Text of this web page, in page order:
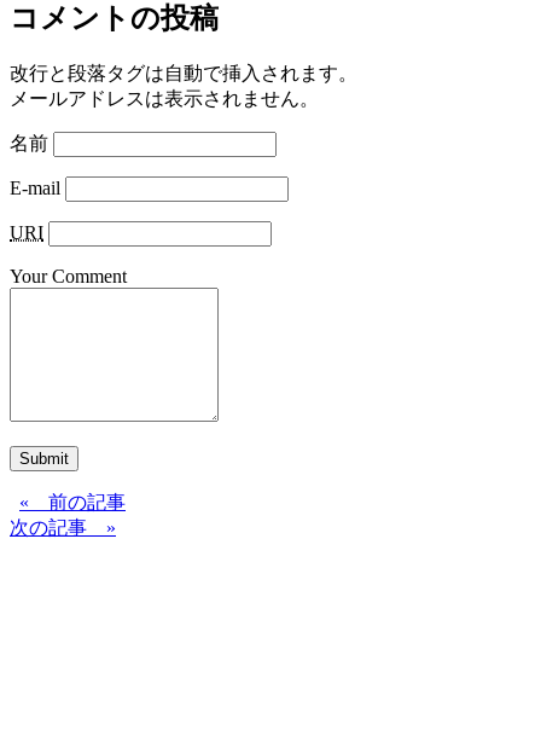
コメントの投稿
改行と段落タグは自動で挿入されます。
メールアドレスは表示されません。
名前
E-mail
URI
Your Comment
Submit
« 前の記事
次の記事 »